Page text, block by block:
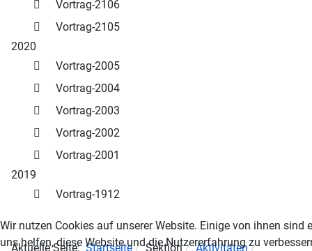
Vortrag-2106
Vortrag-2105
2020
Vortrag-2005
Vortrag-2004
Vortrag-2003
Vortrag-2002
Vortrag-2001
2019
Vortrag-1912
Aktuelle Seite: Startseite Sektion Aktivitäten
Wir nutzen Cookies auf unserer Website. Einige von ihnen sind
uns helfen, diese Website und die Nutzererfahrung zu